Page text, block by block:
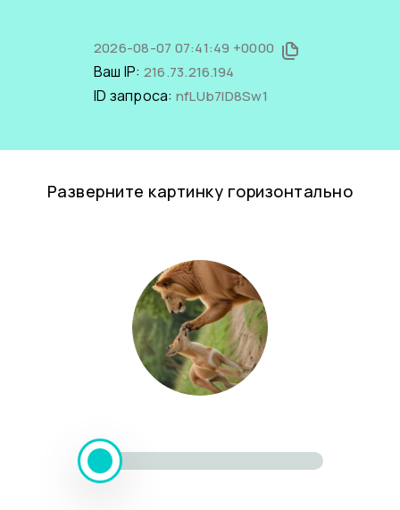
2026-08-07 07:41:49 +0000
Ваш IP: 216.73.216.194
ID запроса: nfLUb7ID8Sw1
Разверните картинку горизонтально